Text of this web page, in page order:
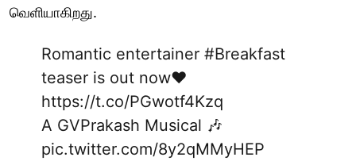
வெளியாகிறது.
Romantic entertainer #Breakfast
teaser is out now❤️
https://t.co/PGwotf4Kzq
A GVPrakash Musical 🎶
pic.twitter.com/8y2qMMyHEP